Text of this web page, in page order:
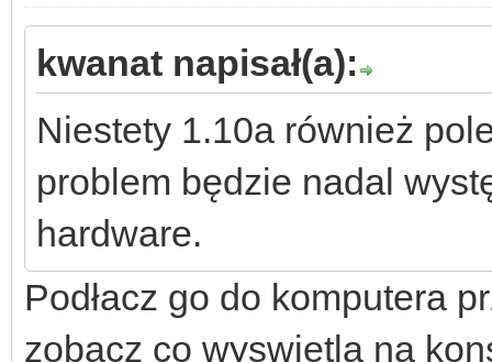
kwanat napisał(a):
Niestety 1.10a również
problem będzie nadal
hardware.
Podłacz go do komputera
zobacz co wyswietla na